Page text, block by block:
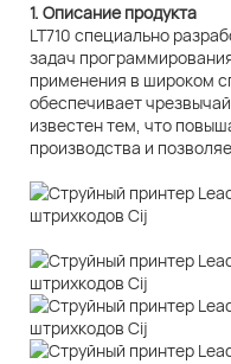
1. Описание продукта
LT710 специально
задач
применения в широком
обеспечивает
известен тем, что
производства и